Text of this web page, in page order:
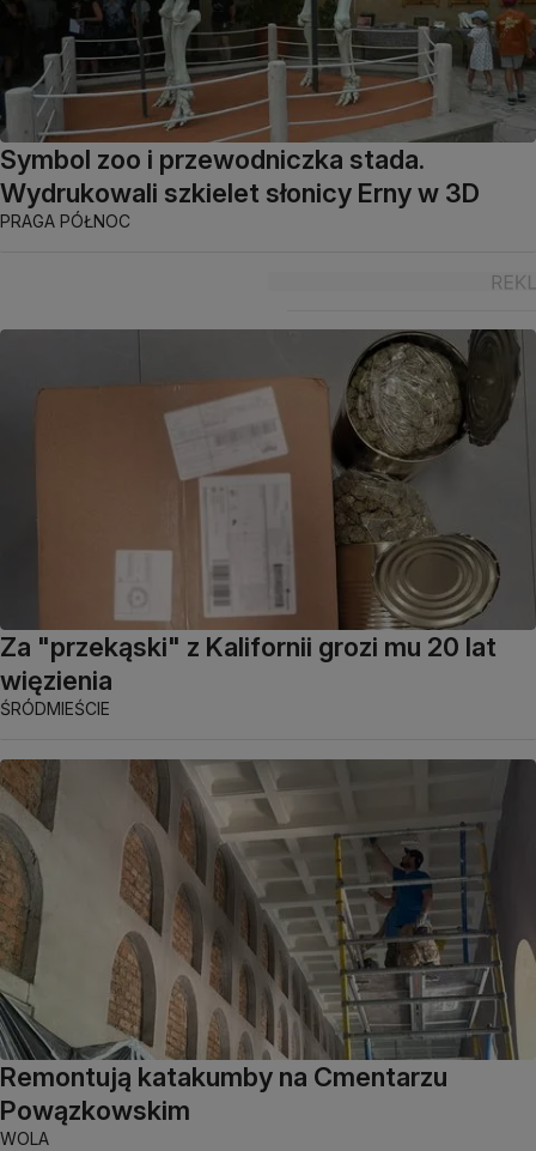
Symbol zoo i przewodniczka stada.
Wydrukowali szkielet słonicy Erny w 3D
PRAGA PÓŁNOC
Za "przekąski" z Kalifornii grozi mu 20 lat
więzienia
ŚRÓDMIEŚCIE
Remontują katakumby na Cmentarzu
Powązkowskim
WOLA